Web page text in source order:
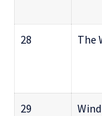
28 The
29
Wind